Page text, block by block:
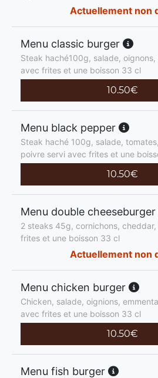
Actuellement non
Menu classic burger
Steak haché100g, salade,
avec frites et une boisson 33 cl
10.50€
Menu black pepper
Steak haché 100g, salade,
poivre servi avec frites et une
10.50€
Menu double cheeseburger
2 steaks 45g, cornichons,
frites et une boisson 33 cl
Actuellement non
Menu chicken burger
Chicken, salade, oignions,
avec frites et une boisson 33 cl
10.50€
Menu fish burger